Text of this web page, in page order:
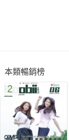
你一定沒看過
看劇也能健身？
連毛細孔都看得
本類暢銷榜
2